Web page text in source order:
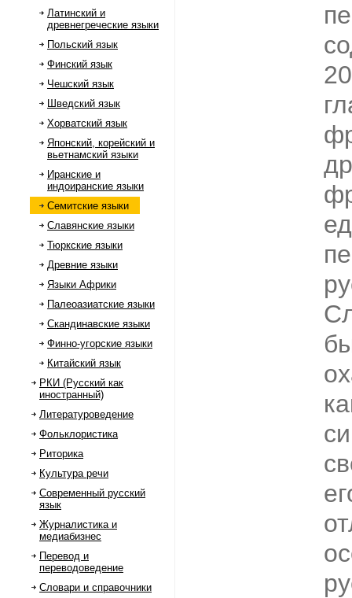
Латинский и
древнегреческие языки
Польский язык
Финский язык
Чешский язык
Шведский язык
Хорватский язык
Японский, корейский и
вьетнамский языки
Иранские и
индоиранские языки
Семитские языки
Славянские языки
Тюркские языки
Древние языки
Языки Африки
Палеоазиатские языки
Скандинавские языки
Финно-угорские языки
Китайский язык
РКИ (Русский как
иностранный)
Литературоведение
Фольклористика
Риторика
Культура речи
Современный русский
язык
Журналистика и
медиабизнес
Перевод и
переводоведение
Словари и справочники